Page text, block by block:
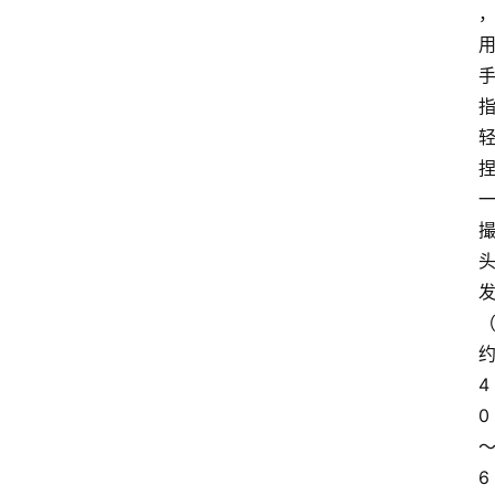
，
用
手
指
轻
捏
一
撮
头
发
（
约
4
0
～
6